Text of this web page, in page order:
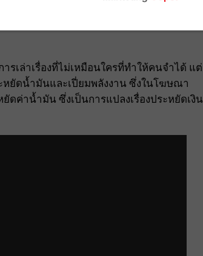
“Best of Both Worlds” ไอเดียสุดครีเอท
รั่งเศส แต่ไปอยู่ที่รัฐเท็กซัส และขับรถไฮบริด
รเล่าเรื่องที่ไม่เหมือนใครที่ทำให้คนจำได้ แต่
หยัดน้ำมันและเปี่ยมพลังงาน ซึ่งในโฆษณา
ดค่าน้ำมัน ซึ่งเป็นการแปลงเรื่องประหยัดเงิน